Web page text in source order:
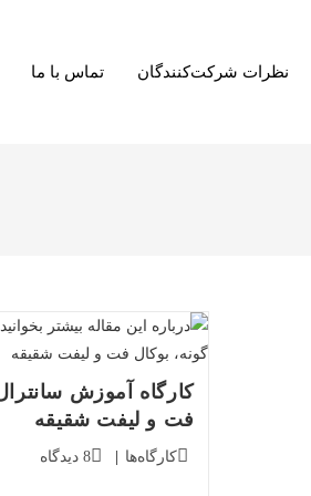
نظرات شرکت‌کنندگان تماس با ما
کارگاه آموزش
فت و لیفت شقیقه
دسته‌بندی
کارگاه‌ها
دیدگاه‌های
8 دیدگاه